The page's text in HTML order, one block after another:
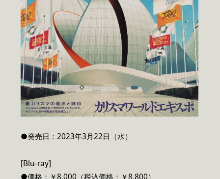
●発売日：2023年3月22日（水）
[Blu-ray]
●価格：￥8,000（税込価格：￥8,800）